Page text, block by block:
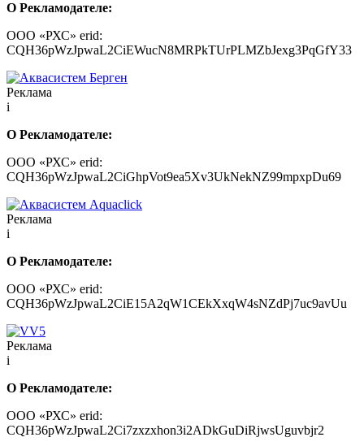
О Рекламодателе:
ООО «РХС» erid:
CQH36pWzJpwaL2CiEWucN8MRPkTUrPLMZbJexg3PqGfY33
Реклама
i
О Рекламодателе:
ООО «РХС» erid:
CQH36pWzJpwaL2CiGhpVot9ea5Xv3UkNekNZ99mpxpDu69
Реклама
i
О Рекламодателе:
ООО «РХС» erid:
CQH36pWzJpwaL2CiE15A2qW1CEkXxqW4sNZdPj7uc9avUu
Реклама
i
О Рекламодателе:
ООО «РХС» erid:
CQH36pWzJpwaL2Ci7zxzxhon3i2ADkGuDiRjwsUguvbjr2